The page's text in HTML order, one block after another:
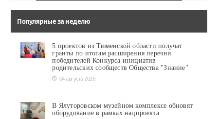
Популярные за неделю
5 проектов из Тюменской области получат
гранты по итогам расширения перечня
победителей Конкурса инициатив
родительских сообществ Общества "Знание"
04 августа 2026
В Ялуторовском музейном комплексе обновят
оборудование в рамках нацпроекта